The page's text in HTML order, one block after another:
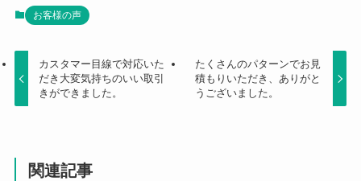
お客様の声
カスタマー目線で対応いた
だき大変気持ちのいい取引
きができました。
たくさんのパターンでお見
積もりいただき、ありがと
うございました。
関連記事